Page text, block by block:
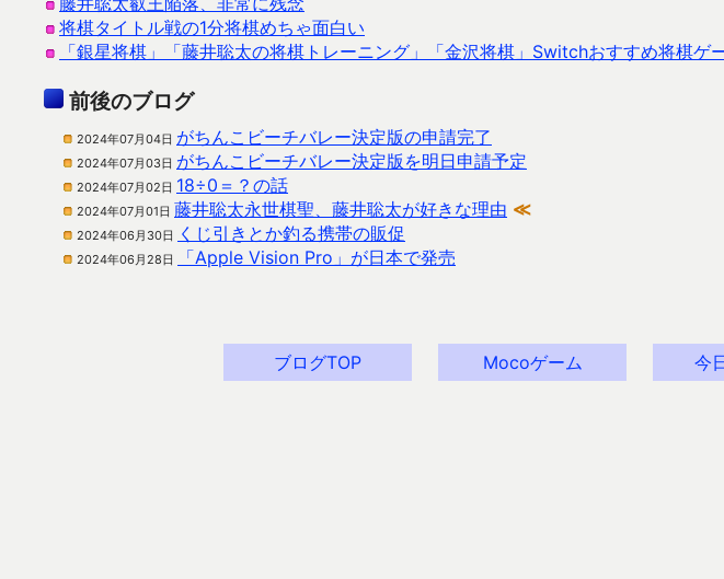
将棋タイトル戦の1分将棋めちゃ面白い
「銀星将棋」「藤井聡太の将棋トレーニング」「金沢将棋」Switchおすすめ将棋ゲ
前後のブログ
2024年07月04日 がちんこビーチバレー決定版の申請完了
2024年07月03日 がちんこビーチバレー決定版を明日申請予定
2024年07月02日 18÷0＝？の話
2024年07月01日 藤井聡太永世棋聖、藤井聡太が好きな理由 ≪
2024年06月30日 くじ引きとか釣る携帯の販促
2024年06月28日
「Apple Vision Pro」が日本で発売
ブログTOP Mocoゲーム 今